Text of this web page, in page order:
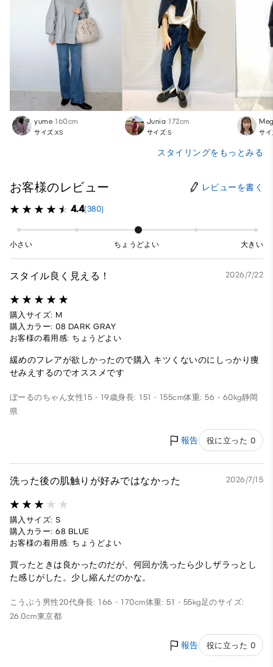
yume 160cm
サイズ:XS
Junia 172cm
サイズ:S サイ
スタイリングをもっとみる
お客様のレビュー レビューを書く
4.4(380)
小さい ちょうどよい 大きい
スタイル良く見える！ 2026/7/22
購入サイズ: M
購入カラー: 08 DARK GRAY
お客様の着用感: ちょうどよい
緩めのフレアが欲しかったので購入 キツくないのにしっかり痩
せみえするのでオススメです
ぼーるのちゃん女性15 - 19歳身長: 151 - 155cm体重: 56 - 60kg静岡
県
報告 役に立った 0
洗った後の肌触りが好みではなかった 2026/7/15
購入サイズ: S
購入カラー: 68 BLUE
お客様の着用感: ちょうどよい
買ったときは良かったのだが、何回か洗ったら少しザラっとし
た感じがした。少し縮んだのかな。
こうぶう 男性20代身長: 166 - 170cm体重: 51 - 55kg足のサイズ:
26.0cm東京都
報告 役に立った 0